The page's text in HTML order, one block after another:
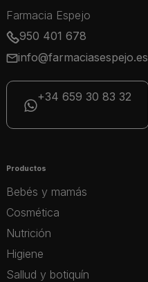
Farmacia Espejo
950 401 678
info@farmaciasespejo.es
+34 659 30 83 32
Productos
Bebés y mamás
Cosmética
Nutrición
Higiene
Sallud y botiquín